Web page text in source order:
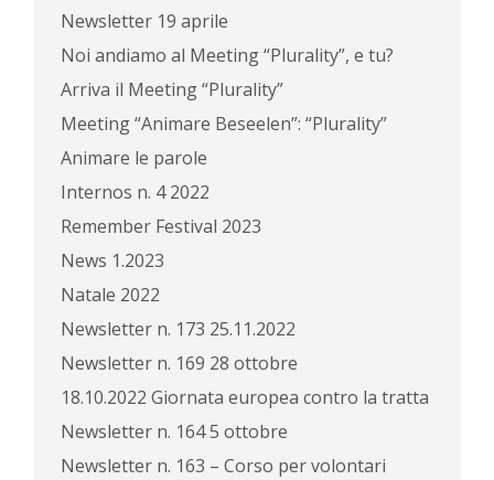
Newsletter 19 aprile
Noi andiamo al Meeting “Plurality”, e tu?
Arriva il Meeting “Plurality”
Meeting “Animare Beseelen”: “Plurality”
Animare le parole
Internos n. 4 2022
Remember Festival 2023
News 1.2023
Natale 2022
Newsletter n. 173 25.11.2022
Newsletter n. 169 28 ottobre
18.10.2022 Giornata europea contro la tratta
Newsletter n. 164 5 ottobre
Newsletter n. 163 – Corso per volontari